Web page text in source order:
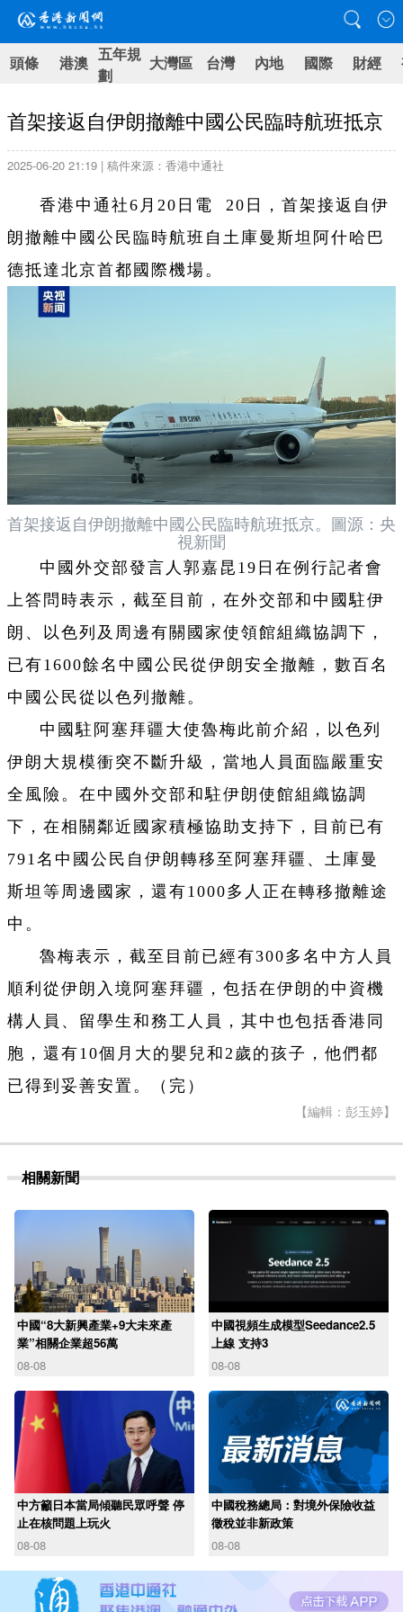
頭條 港澳 五年規
劃
大灣區 台灣 內地 國際 財經
首架接返自伊朗撤離中國公民臨時航班抵京
2025-06-20 21:19 | 稿件來源：香港中通社
香港中通社6月20日電 20日，首架接返自伊
朗撤離中國公民臨時航班自土庫曼斯坦阿什哈巴
德抵達北京首都國際機場。
首架接返自伊朗撤離中國公民臨時航班抵京。圖源：央
視新聞
中國外交部發言人郭嘉昆19日在例行記者會
上答問時表示，截至目前，在外交部和中國駐伊
朗、以色列及周邊有關國家使領館組織協調下，
已有1600餘名中國公民從伊朗安全撤離，數百名
中國公民從以色列撤離。
中國駐阿塞拜疆大使魯梅此前介紹，以色列
伊朗大規模衝突不斷升級，當地人員面臨嚴重安
全風險。在中國外交部和駐伊朗使館組織協調
下，在相關鄰近國家積極協助支持下，目前已有
791名中國公民自伊朗轉移至阿塞拜疆、土庫曼
斯坦等周邊國家，還有1000多人正在轉移撤離途
中。
魯梅表示，截至目前已經有300多名中方人員
順利從伊朗入境阿塞拜疆，包括在伊朗的中資機
構人員、留學生和務工人員，其中也包括香港同
胞，還有10個月大的嬰兒和2歲的孩子，他們都
已得到妥善安置。（完）
【編輯：彭玉婷】
相關新聞
中國“8大新興產業+9大未來產
業”相關企業超56萬
08-08
中國視頻生成模型Seedance2.5
上線 支持3
08-08
中方籲日本當局傾聽民眾呼聲 停
止在核問題上玩火
08-08
中國稅務總局：對境外保險收益
徵稅並非新政策
08-08